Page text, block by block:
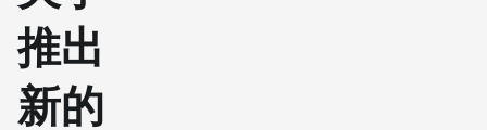
推出
新的